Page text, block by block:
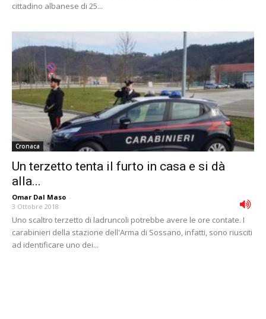
cittadino albanese di 25...
Cronaca
Un terzetto tenta il furto in casa e si dà
alla...
Omar Dal Maso -
3 Ottobre 2018
Uno scaltro terzetto di ladruncoli potrebbe avere le ore contate. I
carabinieri della stazione dell'Arma di Sossano, infatti, sono riusciti
ad identificare uno dei...